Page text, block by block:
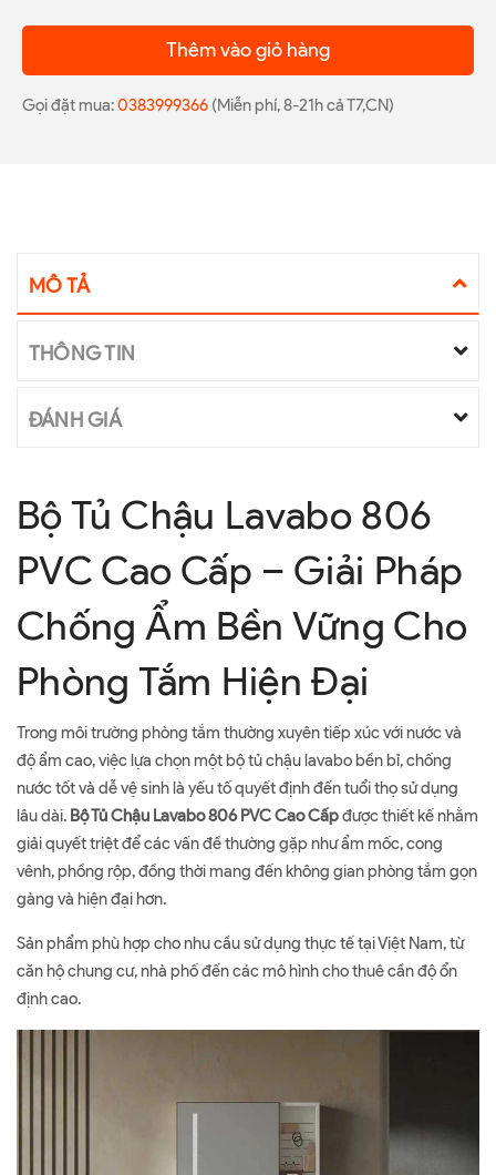
Thêm vào giỏ hàng
Gọi đặt mua:0383999366 (Miễn phí, 8-21h cả T7,CN)
MÔ TẢ
THÔNG TIN
ĐÁNH GIÁ
Bộ Tủ Chậu Lavabo 806
PVC Cao Cấp – Giải Pháp
Chống Ẩm Bền Vững Cho
Phòng Tắm Hiện Đại
Trong môi trường phòng tắm thường xuyên tiếp xúc với nước và
độ ẩm cao, việc lựa chọn một bộ tủ chậu lavabo bền bỉ, chống
nước tốt và dễ vệ sinh là yếu tố quyết định đến tuổi thọ sử dụng
lâu dài. Bộ Tủ Chậu Lavabo 806 PVC Cao Cấpđược thiết kế nhằm
giải quyết triệt để các vấn đề thường gặp như ẩm mốc, cong
vênh, phồng rộp, đồng thời mang đến không gian phòng tắm gọn
gàng và hiện đại hơn.
Sản phẩm phù hợp cho nhu cầu sử dụng thực tế tại Việt Nam, từ
căn hộ chung cư, nhà phố đến các mô hình cho thuê cần độ ổn
định cao.